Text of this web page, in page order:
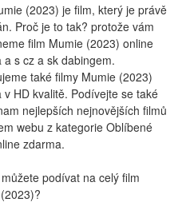
(2023) je film, který je právě
Proč je to tak? protože vám
film Mumie (2023) online
a s cz a sk dabingem.
také filmy Mumie (2023)
v HD kvalitě. Podívejte se také
nejlepších nejnovějších filmů
webu z kategorie Oblíbené
zdarma.
podívat na celý film